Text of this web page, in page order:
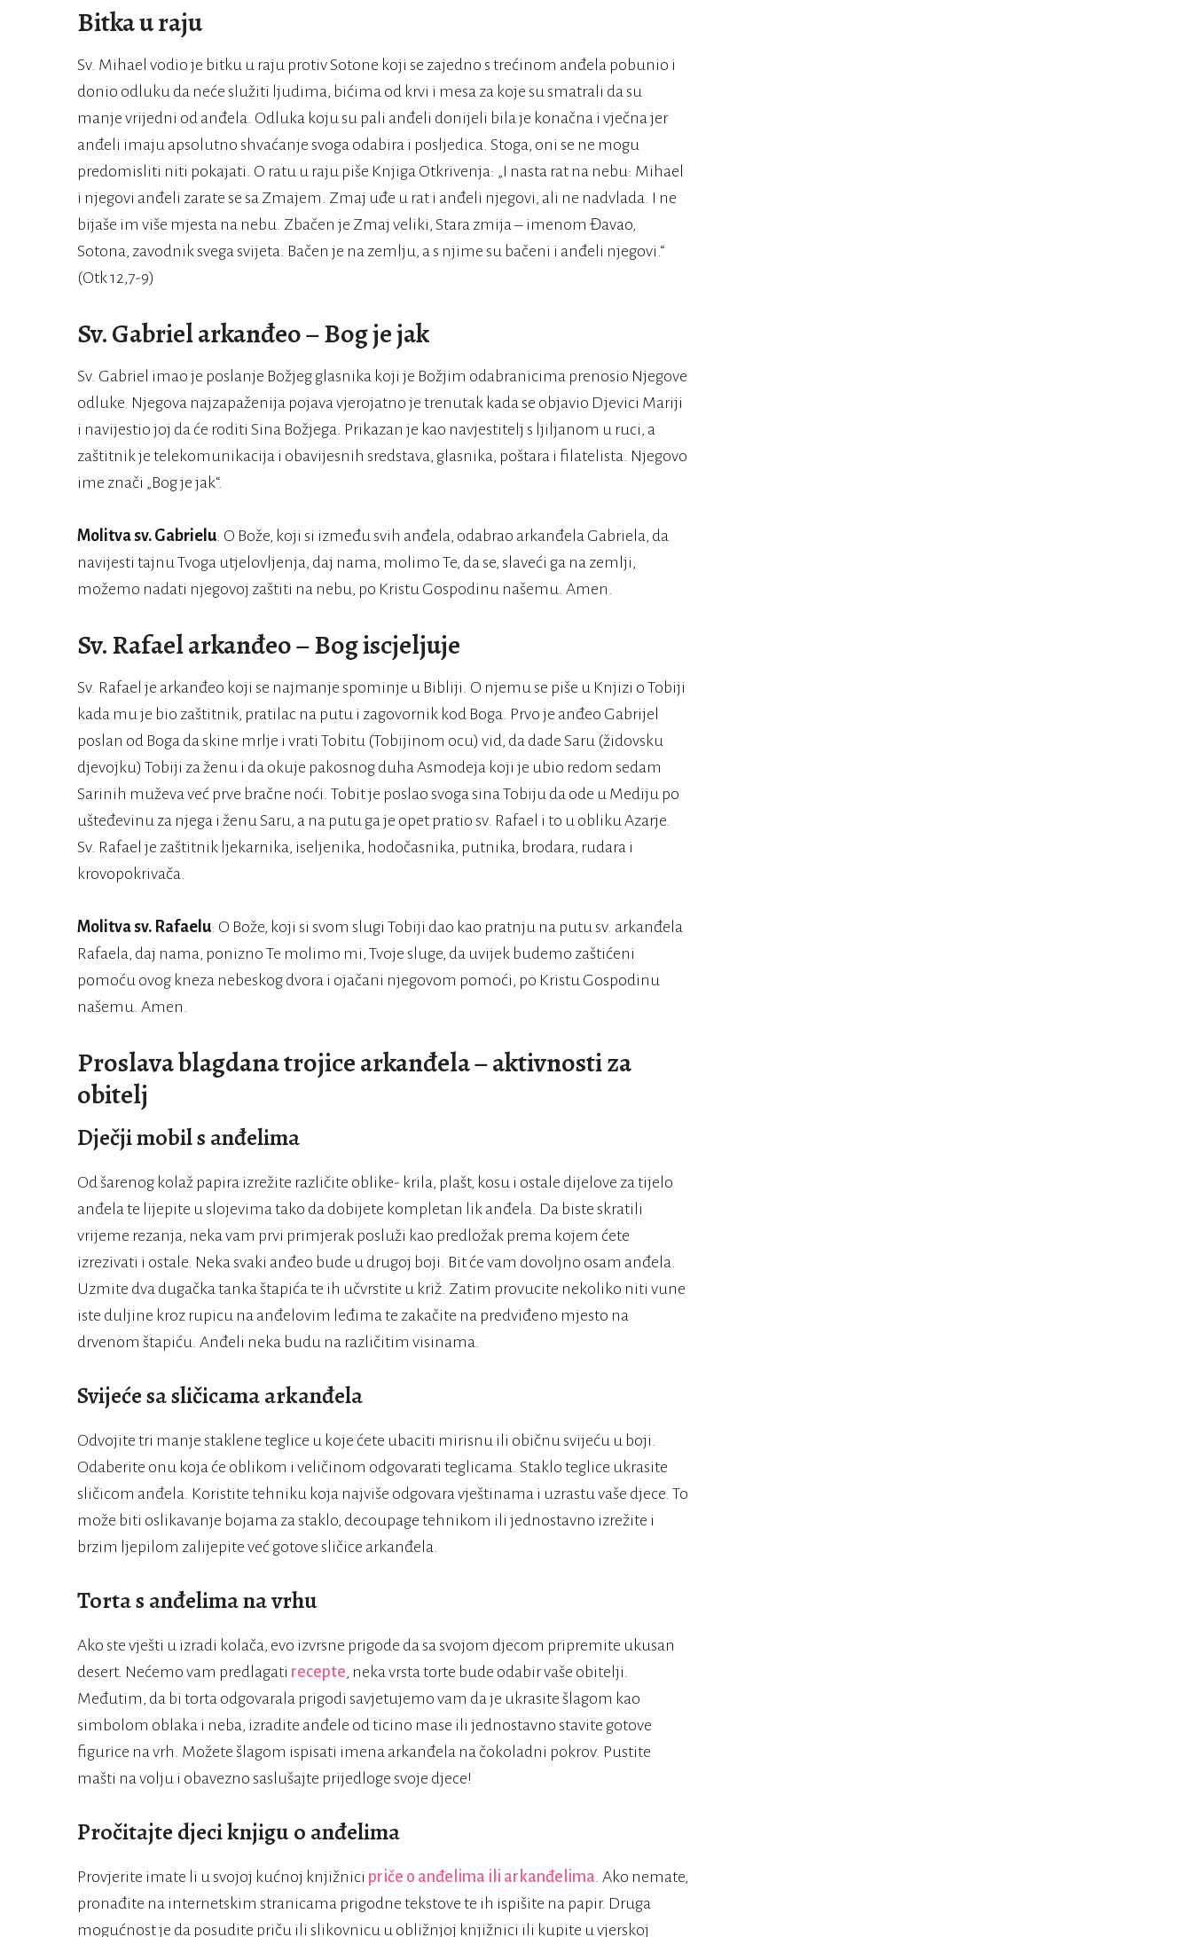
Bitka u raju
Sv. Mihael vodio je bitku u raju protiv Sotone koji se zajedno s trećinom anđela pobunio i
donio odluku da neće služiti ljudima, bićima od krvi i mesa za koje su smatrali da su
manje vrijedni od anđela. Odluka koju su pali anđeli donijeli bila je konačna i vječna jer
anđeli imaju apsolutno shvaćanje svoga odabira i posljedica. Stoga, oni se ne mogu
predomisliti niti pokajati. O ratu u raju piše Knjiga Otkrivenja: „I nasta rat na nebu: Mihael
i njegovi anđeli zarate se sa Zmajem. Zmaj uđe u rat i anđeli njegovi, ali ne nadvlada. I ne
bijaše im više mjesta na nebu. Zbačen je Zmaj veliki, Stara zmija – imenom Đavao,
Sotona, zavodnik svega svijeta. Bačen je na zemlju, a s njime su bačeni i anđeli njegovi.“
(Otk 12,7-9)
Sv. Gabriel arkanđeo – Bog je jak
Sv. Gabriel imao je poslanje Božjeg glasnika koji je Božjim odabranicima prenosio Njegove
odluke. Njegova najzapaženija pojava vjerojatno je trenutak kada se objavio Djevici Mariji
i navijestio joj da će roditi Sina Božjega. Prikazan je kao navjestitelj s ljiljanom u ruci, a
zaštitnik je telekomunikacija i obavijesnih sredstava, glasnika, poštara i filatelista. Njegovo
ime znači „Bog je jak“.
Molitva sv. Gabrielu: O Bože, koji si između svih anđela, odabrao arkanđela Gabriela, da
navijesti tajnu Tvoga utjelovljenja, daj nama, molimo Te, da se, slaveći ga na zemlji,
možemo nadati njegovoj zaštiti na nebu, po Kristu Gospodinu našemu. Amen.
Sv. Rafael arkanđeo – Bog iscjeljuje
Sv. Rafael je arkanđeo koji se najmanje spominje u Bibliji. O njemu se piše u Knjizi o Tobiji
kada mu je bio zaštitnik, pratilac na putu i zagovornik kod Boga. Prvo je anđeo Gabrijel
poslan od Boga da skine mrlje i vrati Tobitu (Tobijinom ocu) vid, da dade Saru (židovsku
djevojku) Tobiji za ženu i da okuje pakosnog duha Asmodeja koji je ubio redom sedam
Sarinih muževa već prve bračne noći. Tobit je poslao svoga sina Tobiju da ode u Mediju po
ušteđevinu za njega i ženu Saru, a na putu ga je opet pratio sv. Rafael i to u obliku Azarje.
Sv. Rafael je zaštitnik ljekarnika, iseljenika, hodočasnika, putnika, brodara, rudara i
krovopokrivača.
Molitva sv. Rafaelu: O Bože, koji si svom slugi Tobiji dao kao pratnju na putu sv. arkanđela
Rafaela, daj nama, ponizno Te molimo mi, Tvoje sluge, da uvijek budemo zaštićeni
pomoću ovog kneza nebeskog dvora i ojačani njegovom pomoći, po Kristu Gospodinu
našemu. Amen.
Proslava blagdana trojice arkanđela – aktivnosti za
obitelj
Dječji mobil s anđelima
Od šarenog kolaž papira izrežite različite oblike- krila, plašt, kosu i ostale dijelove za tijelo
anđela te lijepite u slojevima tako da dobijete kompletan lik anđela. Da biste skratili
vrijeme rezanja, neka vam prvi primjerak posluži kao predložak prema kojem ćete
izrezivati i ostale. Neka svaki anđeo bude u drugoj boji. Bit će vam dovoljno osam anđela.
Uzmite dva dugačka tanka štapića te ih učvrstite u križ. Zatim provucite nekoliko niti vune
iste duljine kroz rupicu na anđelovim leđima te zakačite na predviđeno mjesto na
drvenom štapiću. Anđeli neka budu na različitim visinama.
Svijeće sa sličicama arkanđela
Odvojite tri manje staklene teglice u koje ćete ubaciti mirisnu ili običnu svijeću u boji.
Odaberite onu koja će oblikom i veličinom odgovarati teglicama. Staklo teglice ukrasite
sličicom anđela. Koristite tehniku koja najviše odgovara vještinama i uzrastu vaše djece. To
može biti oslikavanje bojama za staklo, decoupage tehnikom ili jednostavno izrežite i
brzim ljepilom zalijepite već gotove sličice arkanđela.
Torta s anđelima na vrhu
Ako ste vješti u izradi kolača, evo izvrsne prigode da sa svojom djecom pripremite ukusan
desert. Nećemo vam predlagati recepte, neka vrsta torte bude odabir vaše obitelji.
Međutim, da bi torta odgovarala prigodi savjetujemo vam da je ukrasite šlagom kao
simbolom oblaka i neba, izradite anđele od ticino mase ili jednostavno stavite gotove
figurice na vrh. Možete šlagom ispisati imena arkanđela na čokoladni pokrov. Pustite
mašti na volju i obavezno saslušajte prijedloge svoje djece!
Pročitajte djeci knjigu o anđelima
Provjerite imate li u svojoj kućnoj knjižnici priče o anđelima ili arkanđelima. Ako nemate,
pronađite na internetskim stranicama prigodne tekstove te ih ispišite na papir. Druga
mogućnost je da posudite priču ili slikovnicu u obližnjoj knjižnici ili kupite u vjerskoj